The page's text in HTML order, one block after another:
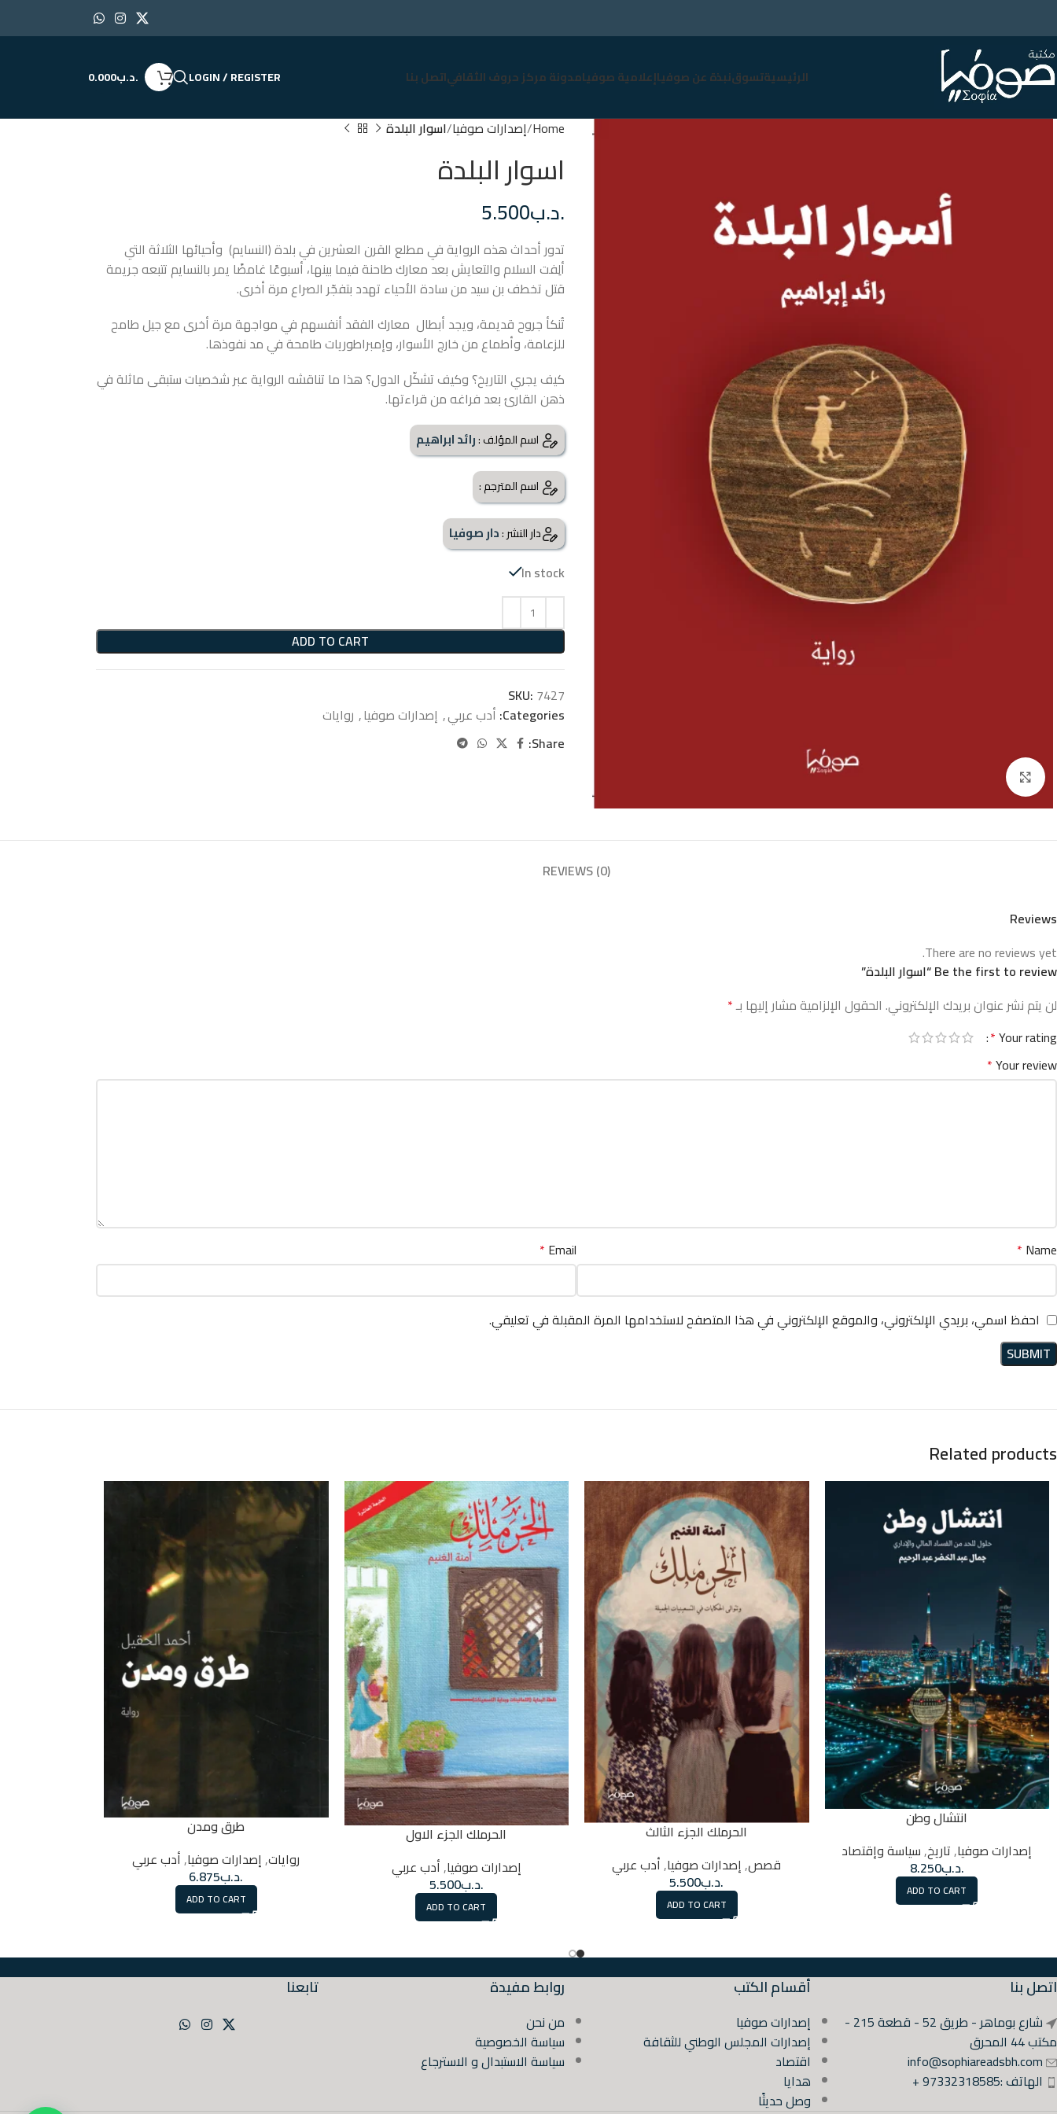
الرئيسيةتسوقنبذة عن صوفياإعلامية صوفيامدونة مركز حروف الثقافياتصل بنا LOGIN / REGISTER .د.ب0.000
Home إصدارات صوفيا اسوار البلدة
اسوار البلدة
.د.ب5.500
تدور أحداث هذه الرواية في مطلع القرن العشرين في بلدة (النسايم) وأحيائها الثلاثة التي
ألِفت السلام والتعايش بعد معارك طاحنة فيما بينها، أسبوعًا غامضًا يمر بالنسايم تتبعه جريمة
قتل تخطف بن سيد من سادة الأحياء تهدد بتفجّر الصراع مرة أخرى.
تُنكأ جروح قديمة، ويجد أبطال معارك الفقد أنفسهم في مواجهة مرة أخرى مع جيل طامح
للزعامة، وأطماع من خارج الأسوار، وإمبراطوريات طامحة في مد نفوذها.
كيف يجري التاريخ؟ وكيف تشكّل الدول؟ هذا ما تناقشه الرواية عبر شخصيات ستبقى ماثلة في
ذهن القارئ بعد فراغه من قراءتها.
اسم المؤلف :رائد ابراهيم
اسم المترجم :
دار النشر :دار صوفيا
In stock
ADD TO CART
SKU: 7427
Categories: أدب عربي, إصدارات صوفيا, روايات
Share:
REVIEWS (0)
Reviews
There are no reviews yet.
Be the first to review “اسوار البلدة”
لن يتم نشر عنوان بريدك الإلكتروني. الحقول الإلزامية مشار إليها بـ*
Your rating
*
Your review
*
Name
*
Email
*
احفظ اسمي، بريدي الإلكتروني، والموقع الإلكتروني في هذا المتصفح لاستخدامها المرة المقبلة في تعليقي.
Related products
انتشال وطن
إصدارات صوفيا,تاريخ,سياسة وإقتصاد
.د.ب8.250
ADD TO CART
الحرملك الجزء الثالث
قصص,إصدارات صوفيا,أدب عربي
.د.ب5.500
ADD TO CART
الحرملك الجزء الاول
إصدارات صوفيا,أدب عربي
.د.ب5.500
ADD TO CART
طرق ومدن
روايات,إصدارات صوفيا,أدب عربي
.د.ب6.875
ADD TO CART
اتصل بنا
شارع بوماهر - طريق 52 - قطعة 215 -
مكتب 44 المحرق
info@sophiareadsbh.com
الهاتف :97332318585 +
أقسام الكتب
إصدارات صوفيا
إصدارات المجلس الوطني للثقافة
اقتصاد
هدايا
وصل حديثًا
روابط مفيدة
من نحن
سياسة الخصوصية
سياسة الاستبدال و الاسترجاع
تابعنا